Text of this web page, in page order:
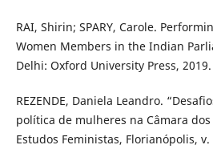
RAI, Shirin; SPARY, Carole.
Women Members in the Indian
Delhi: Oxford University Press, 2019.
REZENDE, Daniela Leandro.
política de mulheres na Câmara dos
Estudos Feministas, Florianópolis,